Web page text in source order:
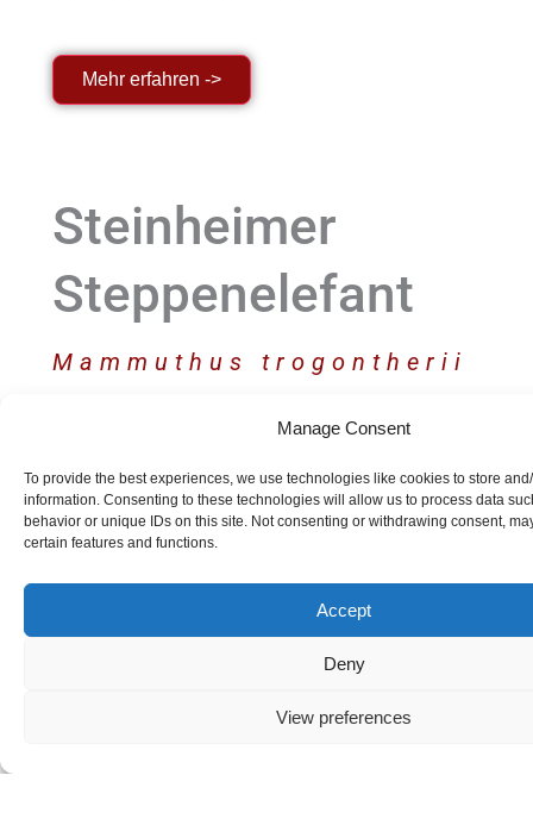
Manage Consent
To provide the best experiences, we use technologies like cookies to store
information. Consenting to these technologies will allow us to process data
behavior or unique IDs on this site. Not consenting or withdrawing consent,
certain features and functions.
Accept
Deny
View preferences
Mehr erfahren ->
Steinheimer
Steppenelefant
Mammuthus trogontherii
Skelett eines Steppenelefanten.